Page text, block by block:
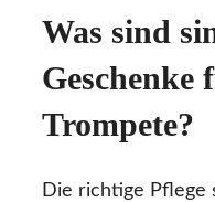
Was sind
Geschenke
Trompete?
Die richtige Pflege